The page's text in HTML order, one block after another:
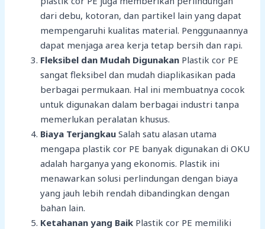
dari debu, kotoran, dan partikel lain yang dapat
mempengaruhi kualitas material. Penggunaannya
dapat menjaga area kerja tetap bersih dan rapi.
Fleksibel dan Mudah Digunakan Plastik cor PE
sangat fleksibel dan mudah diaplikasikan pada
berbagai permukaan. Hal ini membuatnya cocok
untuk digunakan dalam berbagai industri tanpa
memerlukan peralatan khusus.
Biaya Terjangkau Salah satu alasan utama
mengapa plastik cor PE banyak digunakan di OKU
adalah harganya yang ekonomis. Plastik ini
menawarkan solusi perlindungan dengan biaya
yang jauh lebih rendah dibandingkan dengan
bahan lain.
Ketahanan yang Baik Plastik cor PE memiliki